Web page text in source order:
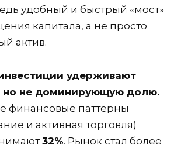
удобный и быстрый «мост»
капитала, а не просто
актив.
удерживают
но не доминирующую долю.
финансовые паттерны
и активная торговля)
32%. Рынок стал более